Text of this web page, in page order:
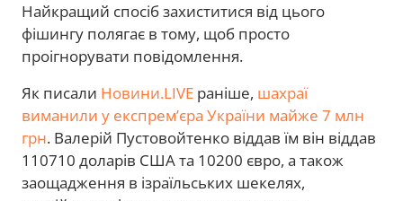
Найкращий спосіб захиститися від цього
фішингу полягає в тому, щоб просто
проігнорувати повідомлення.
Як писали Новини.LIVE раніше, шахраї
виманили у експремʼєра України майже 7 млн
грн. Валерій Пустовойтенко віддав їм він віддав
110710 доларів США та 10200 євро, а також
заощадження в ізраїльських шекелях,